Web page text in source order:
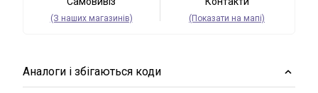
(З наших магазинів) (Показати на мапі)
Аналоги і збігаються коди